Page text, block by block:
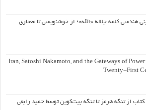
هندسی کلمه جلاله «الله»؛ از خوشنویسی تا معماری
Iran, Satoshi Nakamoto, and the Gateways of
Twenty-First
کتاب از تنگه هرمز تا تنگه بیت‌کوین توسط حمید رابعی